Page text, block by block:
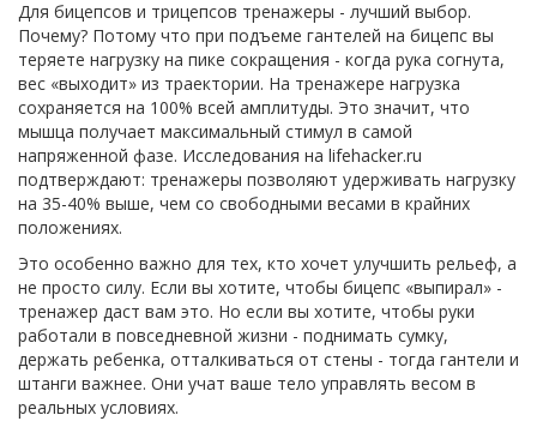
Для бицепсов и трицепсов тренажеры - лучший выбор.
Почему? Потому что при подъеме гантелей на бицепс вы
теряете нагрузку на пике сокращения - когда рука согнута,
вес «выходит» из траектории. На тренажере нагрузка
сохраняется на 100% всей амплитуды. Это значит, что
мышца получает максимальный стимул в самой
напряженной фазе. Исследования на lifehacker.ru
подтверждают: тренажеры позволяют удерживать нагрузку
на 35-40% выше, чем со свободными весами в крайних
положениях.
Это особенно важно для тех, кто хочет улучшить рельеф, а
не просто силу. Если вы хотите, чтобы бицепс «выпирал» -
тренажер даст вам это. Но если вы хотите, чтобы руки
работали в повседневной жизни - поднимать сумку,
держать ребенка, отталкиваться от стены - тогда гантели и
штанги важнее. Они учат ваше тело управлять весом в
реальных условиях.